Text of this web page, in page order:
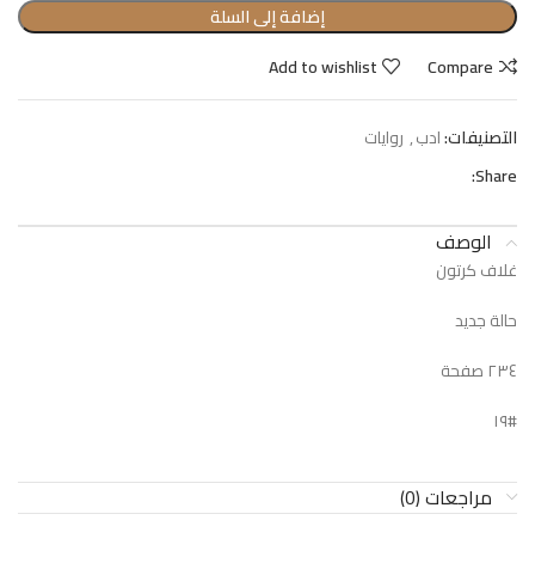
إضافة إلى السلة
Compare
Add to wishlist
التصنيفات:ادب, روايات
Share:
الوصف
غلاف كرتون
حالة جديد
٢٣٤ صفحة
#١٩
مراجعات (0)